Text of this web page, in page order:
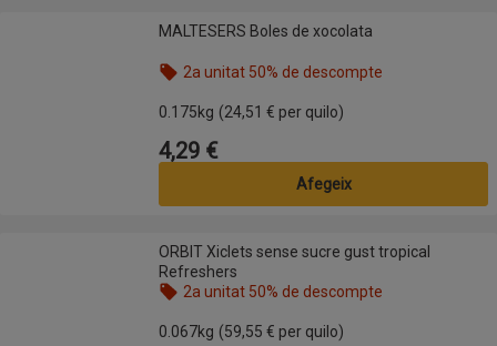
MALTESERS Boles de xocolataMALTESERS Boles de xocolata
2a unitat 50% de descompte
0.175kg (24,51 € per quilo)
Preu
4,29 €
Afegeix
ORBIT Xiclets sense sucre gust tropical Refreshers
ORBIT Xiclets sense sucre gust tropical
Refreshers
2a unitat 50% de descompte
0.067kg (59,55 € per quilo)